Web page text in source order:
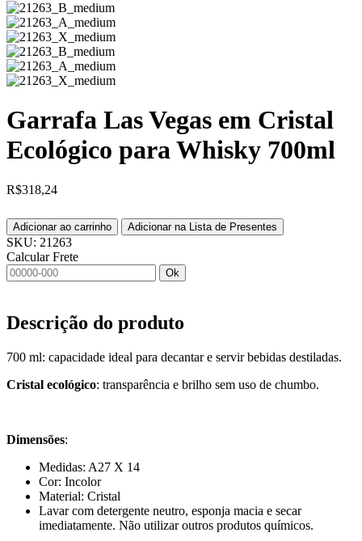
Garrafa Las Vegas em Cristal
Ecológico para Whisky 700ml
R$318,24
Adicionar ao carrinho Adicionar na Lista de Presentes
SKU: 21263
Calcular Frete
Ok
Descrição do produto
700 ml: capacidade ideal para decantar e servir bebidas destiladas.
Cristal ecológico: transparência e brilho sem uso de chumbo.
Dimensões:
Medidas: A27 X 14
Cor: Incolor
Material: Cristal
Lavar com detergente neutro, esponja macia e secar
imediatamente. Não utilizar outros produtos químicos.